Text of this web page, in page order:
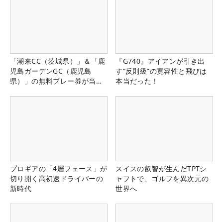
「潮来CC（茨城県）」＆「鹿
児島ガーデンGC（鹿児島
県）」の無料プレー券が当た
『G740』アイアンが引き出
す“反則級”の寛容性と飛びは
本当だった！
プロギアの「4層フェース」が
切り開く高初速ドライバーの
新時代
スイスの叡智が生んだTPTシ
ャフトで、ゴルフを異次元の
世界へ